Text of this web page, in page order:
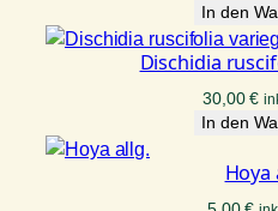
In den
Dischidia
30,00€
In den
Hoya